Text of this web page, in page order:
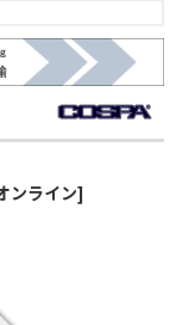
ンライン]